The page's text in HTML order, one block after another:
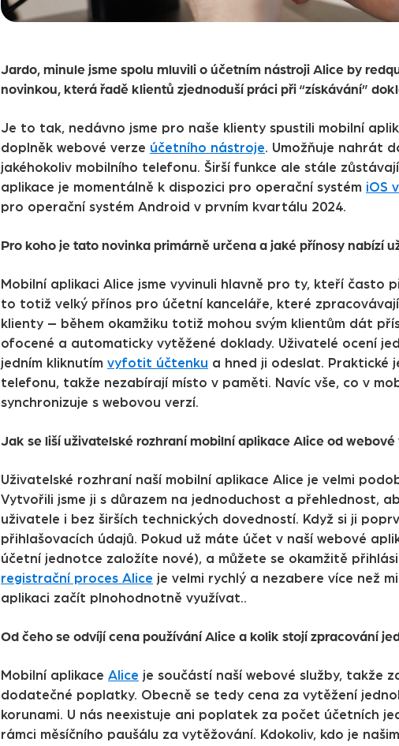
Jardo, minule jsme spolu mluvili o účetním nástroji Alice by
novinkou, která řadě klientů zjednoduší práci při “získávání”
Je to tak, nedávno jsme pro naše klienty spustili mobilní
doplněk webové verze účetního nástroje. Umožňuje nahrát
jakéhokoliv mobilního telefonu. Širší funkce ale stále
aplikace je momentálně k dispozici pro operační systém iOS
pro operační systém Android v prvním kvartálu 2024.
Pro koho je tato novinka primárně určena a jaké přínosy nabízí
Mobilní aplikaci Alice jsme vyvinuli hlavně pro ty, kteří často
to totiž velký přínos pro účetní kanceláře, které
klienty – během okamžiku totiž mohou svým klientům dát
ofocené a automaticky vytěžené doklady. Uživatelé ocení
jedním kliknutím vyfotit účtenku a hned ji odeslat. Praktické
telefonu, takže nezabírají místo v paměti. Navíc vše, co v
synchronizuje s webovou verzí.
Jak se liší uživatelské rozhraní mobilní aplikace Alice od
Uživatelské rozhraní naší mobilní aplikace Alice je velmi
Vytvořili jsme ji s důrazem na jednoduchost a přehlednost,
uživatele i bez širších technických dovedností. Když si ji
přihlašovacích údajů. Pokud už máte účet v naší webové
účetní jednotce založíte nové), a můžete se okamžitě
registrační proces Alice je velmi rychlý a nezabere více než
aplikaci začít plnohodnotně využívat..
Od čeho se odvíjí cena používání Alice a kolik stojí zpracování
Mobilní aplikace Alice je součástí naší webové služby, takže
dodatečné poplatky. Obecně se tedy cena za vytěžení
korunami. U nás neexistuje ani poplatek za počet účetních
rámci měsíčního paušálu za vytěžování. Kdokoliv, kdo je